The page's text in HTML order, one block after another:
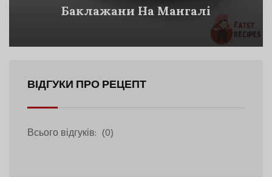
Баклажани На Мангалі
ВІДГУКИ ПРО РЕЦЕПТ
Всього відгуків: (0)